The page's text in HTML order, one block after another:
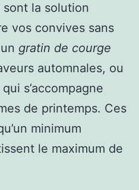
sont la solution
vos convives sans
gratin de courge
automnales, ou
qui s’accompagne
de printemps. Ces
minimum
le maximum de